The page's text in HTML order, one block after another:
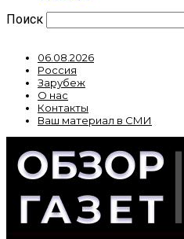
Поиск
06.08.2026
Россия
Зарубеж
О нас
Контакты
Ваш материал в СМИ